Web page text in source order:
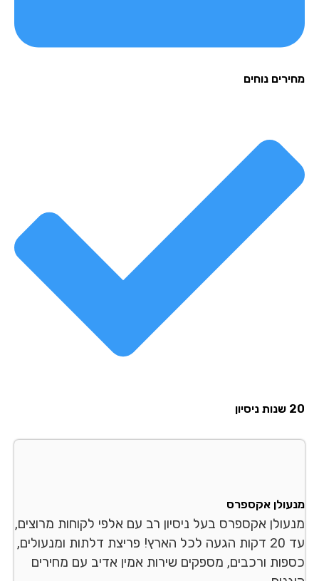
נוחים
אקספרס
אקספרס בעל ניסיון רב עם אלפי לקוחות מרוצים,
עד 20 דקות הגעה לכל הארץ! פריצת דלתות ומנעולים,
ורכבים, מספקים שירות אמין אדיב עם מחירים